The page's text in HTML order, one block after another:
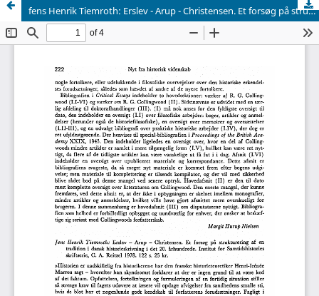
fens Henrik Tiemroth: Erslev - Arup - Christensen. Et forsøg på strukturering af en tradition i dansk historieskrivning i det 20. århundrede. Institut for Samtidshistories skriftserie, C. A. Reitzel 1978. 122 s. 25 kr.